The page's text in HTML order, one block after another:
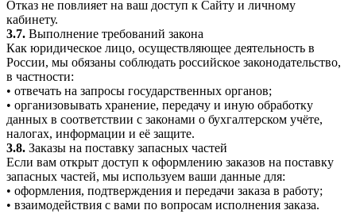
Отказ не повлияет на ваш доступ к Сайту и личному
кабинету.
3.7. Выполнение требований закона
Как юридическое лицо, осуществляющее деятельность в
России, мы обязаны соблюдать российское законодательство,
в частности:
• отвечать на запросы государственных органов;
• организовывать хранение, передачу и иную обработку
данных в соответствии с законами о бухгалтерском учёте,
налогах, информации и её защите.
3.8. Заказы на поставку запасных частей
Если вам открыт доступ к оформлению заказов на поставку
запасных частей, мы используем ваши данные для:
• оформления, подтверждения и передачи заказа в работу;
• взаимодействия с вами по вопросам исполнения заказа.